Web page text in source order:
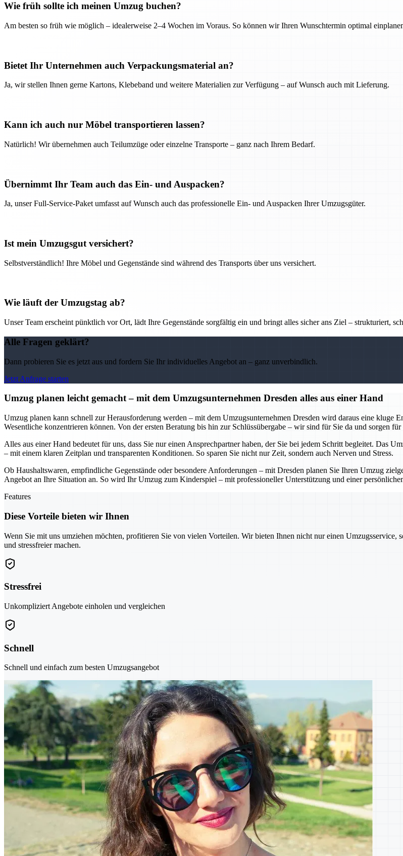
Wie früh sollte ich meinen Umzug buchen?
Am besten so früh wie möglich – idealerweise 2–4 Wochen im Voraus. So können wir Ihren Wunschtermin optimal
Bietet Ihr Unternehmen auch Verpackungsmaterial an?
Ja, wir stellen Ihnen gerne Kartons, Klebeband und weitere Materialien zur Verfügung – auf Wunsch auch mit Lieferung.
Kann ich auch nur Möbel transportieren lassen?
Natürlich! Wir übernehmen auch Teilumzüge oder einzelne Transporte – ganz nach Ihrem Bedarf.
Übernimmt Ihr Team auch das Ein- und Auspacken?
Ja, unser Full-Service-Paket umfasst auf Wunsch auch das professionelle Ein- und Auspacken Ihrer Umzugsgüter.
Ist mein Umzugsgut versichert?
Selbstverständlich! Ihre Möbel und Gegenstände sind während des Transports über uns versichert.
Wie läuft der Umzugstag ab?
Unser Team erscheint pünktlich vor Ort, lädt Ihre Gegenstände sorgfältig ein und bringt alles sicher ans Ziel – strukturiert,
Alle Fragen geklärt?
Dann probieren Sie es jetzt aus und fordern Sie Ihr individuelles Angebot an – ganz unverbindlich.
Jetzt Anfrage starten
Umzug planen leicht gemacht – mit dem Umzugsunternehmen Dresden alles aus einer Hand
Umzug planen kann schnell zur Herausforderung werden – mit dem Umzugsunternehmen Dresden wird daraus eine kluge
Wesentliche konzentrieren können. Von der ersten Beratung bis hin zur Schlüssübergabe – wir sind für Sie da und sorgen
Alles aus einer Hand bedeutet für uns, dass Sie nur einen Ansprechpartner haben, der Sie bei jedem Schritt begleitet. Das
– mit einem klaren Zeitplan und transparenten Konditionen. So sparen Sie nicht nur Zeit, sondern auch Nerven und Stress.
Ob Haushaltswaren, empfindliche Gegenstände oder besondere Anforderungen – mit Dresden planen Sie Ihren Umzug
Angebot an Ihre Situation an. So wird Ihr Umzug zum Kinderspiel – mit professioneller Unterstützung und einer
Features
Diese Vorteile bieten wir Ihnen
Wenn Sie mit uns umziehen möchten, profitieren Sie von vielen Vorteilen. Wir bieten Ihnen nicht nur einen
und stressfreier machen.
Stressfrei
Unkompliziert Angebote einholen und vergleichen
Schnell
Schnell und einfach zum besten Umzugsangebot